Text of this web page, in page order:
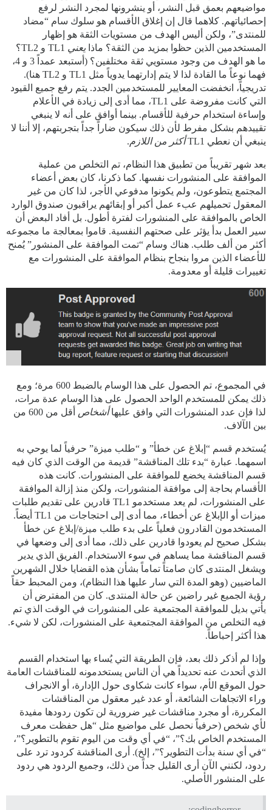
مواضيعهم بعمق قبل النشر، أو ينشرونها لمجرد النشر لرفع
إحصائياتهم. كلاهما قال إن إغلاق الأقسام هو سلوك سام “مضاد
للمنتدى”، ولكن أليس الهدف من مستويات الثقة هو إظهار
المستخدمين الذين حظوا بمزيد من الثقة؟ ماذا يعني
TL1 و TL2؟
ما هو الهدف من وجود مستويي ثقة مختلفين؟ (أستبعد عمداً 3 و 4،
فهما نوعاً ما القادة لذا لا يتم إدارتهما يدوياً مثل TL1 و TL2 هنا).
تدريجياً، انخفضت المعايير للمستخدمين الجدد. يتم رفع جميع القيود
التي كانت مفروضة على TL1، مما أدى إلى زيادة في الأعلام
وإساءة استخدام حرفية للأقسام. بينما أوافق على أنه لا ينبغي
تقييدهم بشكل مفرط لأن ذلك سيكون ضاراً جداً بتجربتهم، إلا أننا لا
ينبغي أن نعطي TL1
أكثر من اللازم.
بعد شهر تقريباً من تطبيق هذا النظام، تم التخلص من عملية
الموافقة على المنشورات نفسها. كما ذكرنا، كان بعض أعضاء
المجتمع يتطوعون، ولم يكونوا مدفوعي الأجر، لذا كان من غير
المعقول تحميلهم عبء عمل أكبر أو إبقائهم يراقبون صندوق الوارد
الخاص بالموافقة على المنشورات لفترة أطول. بل أفاد البعض أن
سير العمل بدأ يؤثر على صحتهم النفسية. قاموا بمعالجة ما مجموعه
أكثر من ألف طلب. هناك وسام “تمت الموافقة على المنشور” يُمنح
للأعضاء الذين مروا بنجاح بنظام الموافقة على المنشورات مع
تغييرات قليلة أو معدومة.
في المجموع، تم الحصول على هذا الوسام بالضبط 600 مرة؛ ومع
ذلك يمكن للمستخدم الواحد الحصول على هذا الوسام عدة مرات،
لذا فإن عدد المنشورات التي وافق عليهاأشخاص
أقل من 600 من
بين الآلاف.
يُستخدم قسم “إبلاغ عن خطأ” و “طلب ميزة” حرفياً لما يوحي به
اسمهما. عبارة “بدء تلك المناقشة” قديمة من الوقت الذي كان فيه
قسم المناقشة يخضع للموافقة على المنشورات. كانت هذه
الأقسام بحاجة إلى موافقة المنشورات، ولكن منذ إزالة الموافقة
على المنشورات، لم يعد مستخدمو TL1 قادرين على تقديم طلبات
ميزات أو الإبلاغ عن أخطاء، مما أدى إلى احتجاجات من TL1 أيضاً.
المستخدمون القادرون فعلياً على بدء طلب ميزة/إبلاغ عن خطأ
بشكل صحيح لم يعودوا قادرين على ذلك، مما أدى إلى وضعها في
قسم المناقشة مما يساهم في سوء الاستخدام. الفريق الذي يدير
ويشغل المنتدى كان صامتاً تماماً بشأن هذه القضايا خلال الشهرين
الماضيين (وهو المدة التي سار عليها هذا النظام)، ومن المحبط حقاً
رؤية الجميع غير راضين عن حالة المنتدى. كان من المفترض أن
يأتي بديل للموافقة المجتمعية على المنشورات في الوقت الذي تم
فيه التخلص من الموافقة المجتمعية على المنشورات، لكن لا شيء.
هذا أكثر إحباطاً.
وإذا لم أذكر ذلك بعد، فإن الطريقة التي يُساء بها استخدام القسم
الذي أتحدث عنه تحديداً هي أن الناس يستخدمونه للمناقشات العامة
حول الموقع الأم، سواء كانت شكاوى حول الإدارة، أو الانجراف
وراء الاتجاهات الشائعة، أو عدد غير معقول من المناقشات
المكررة، أو مجرد مناقشات غير ضرورية لن تكون ردودها مفيدة
لأي شخص (حرفياً نحصل على مواضيع مثل “هل حفظت معرف
المستخدم الخاص بك؟”، “في أي وقت من اليوم تقوم بالتطوير؟”،
“في أي سنة بدأت التطوير؟”، إلخ). أرى المناقشة كردود ترد على
ردود، لكنني الآن أرى القليل جداً من ذلك، وجميع الردود هي ردود
على المنشور الأصلي.